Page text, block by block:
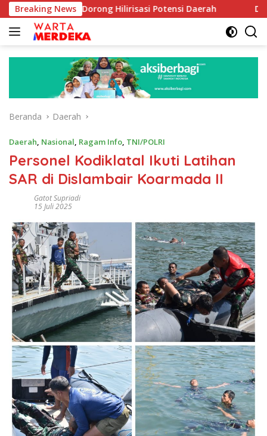
Langsung
ke
konten
Breaking News
Dorong Hilirisasi Potensi Daerah DPR Dorong
Beranda Daerah
Daerah, Nasional, Ragam Info, TNI/POLRI
Personel Kodiklatal Ikuti Latihan
SAR di Dislambair Koarmada II
Gatot Supriadi
15 Juli 2025